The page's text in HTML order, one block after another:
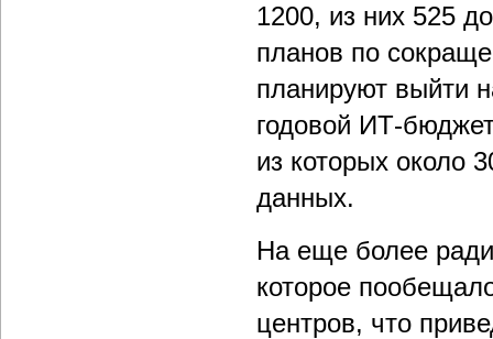
1200, из них 525
планов по
планируют выйти
годовой ИТ-
из которых около
данных.
На еще более
которое
центров, что